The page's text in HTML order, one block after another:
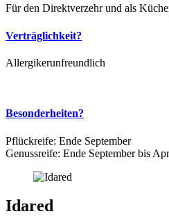
Für den Direktverzehr und als
Verträglichkeit?
Allergikerunfreundlich
Besonderheiten?
Pflückreife: Ende September
Genussreife: Ende September bis
Idared